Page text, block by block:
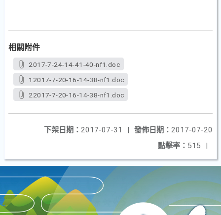
相關附件
2017-7-24-14-41-40-nf1.doc
12017-7-20-16-14-38-nf1.doc
22017-7-20-16-14-38-nf1.doc
發佈日期： 2017-07-20
下架日期： 2017-07-31
|
點擊率： 515 |